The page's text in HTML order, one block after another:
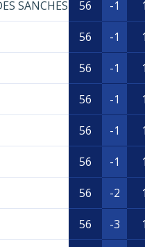
SANCHES 56 -1
56 -1
56 -1
56 -1
56 -1
56 -1
56 -2
56 -3